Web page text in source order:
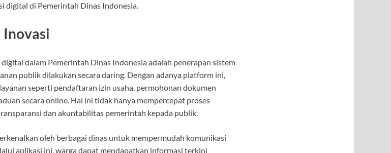
digital di Pemerintah Dinas Indonesia.
dalam Pemerintah Dinas Indonesia adalah penerapan sistem
publik dilakukan secara daring. Dengan adanya platform ini,
seperti pendaftaran izin usaha, permohonan dokumen
secara online. Hal ini tidak hanya mempercepat proses
dan akuntabilitas pemerintah kepada publik.
oleh berbagai dinas untuk mempermudah komunikasi
aplikasi ini, warga dapat mendapatkan informasi terkini